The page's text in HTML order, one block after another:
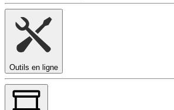
Outils en ligne